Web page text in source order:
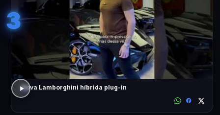
3
Nova Lamborghini híbrida plug-in